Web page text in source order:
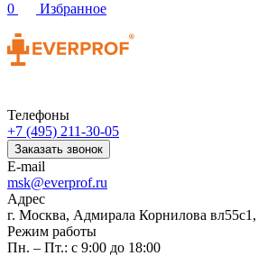
0
Избранное
Телефоны
+7 (495) 211-30-05
Заказать звонок
E-mail
msk@everprof.ru
Адрес
г. Москва, Адмирала Корнилова
Режим работы
Пн. – Пт.: с 9:00 до 18:00